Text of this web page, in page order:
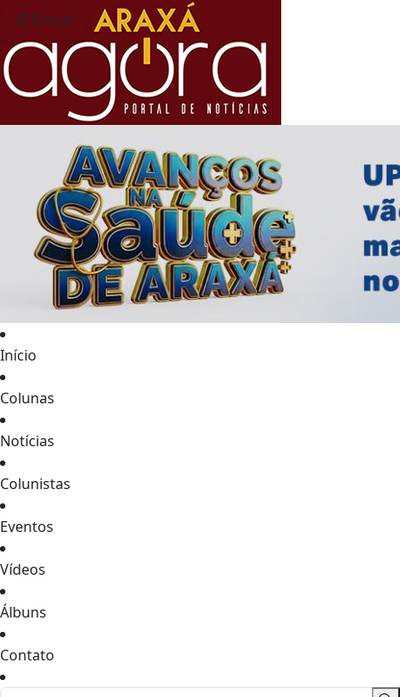
Entrar
Início
Colunas
Notícias
Colunistas
Eventos
Vídeos
Álbuns
Contato